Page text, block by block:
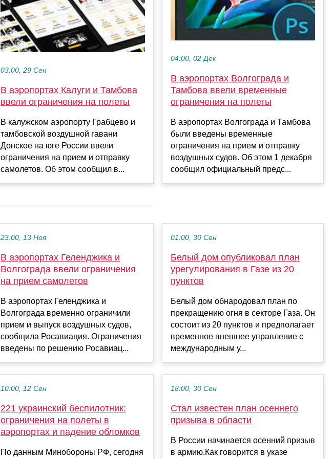
03:00, 29 Сен
В аэропортах Калуги и Тамбова
ввели ограничения на полеты
В калужском аэропорту Грабцево и
тамбовской воздушной гавани
Донское на юге России ввели
ограничения на прием и отправку
самолетов. Об этом сообщил в...
04:00, 02 Дек
В аэропортах Волгограда и
Тамбова ввели временные
ограничения на полеты
В аэропортах Волгограда и Тамбова
были введены временные
ограничения на прием и отправку
воздушных судов. Об этом 1 декабря
сообщил официальный предс...
23:00, 13 Ноя
В аэропортах Геленджика и
Волгограда ввели ограничения
на прием самолетов
В аэропортах Геленджика и
Волгограда временно ограничили
прием и выпуск воздушных судов,
сообщила Росавиация. Ограничения
введены по решению Росавиац...
10:00, 12 Сен
221 украинский беспилотник:
ограничения на полеты в
аэропортах и падение обломков
По данным Минобороны РФ, сегодня
01:00, 30 Сен
Белый дом опубликовал план
урегулирования в Газе из 20
пунктов
Белый дом обнародовал план по
прекращению огня в секторе Газа. Он
состоит из 20 пунктов и предполагает
временное внешнее управление с
международным у...
18:00, 30 Сен
Стал известен план осеннего
призыва в области
В России начинается осенний призыв
в армию.Как говорится в указе